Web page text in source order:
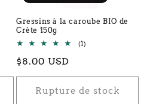
Gressins à la caroube BIO de
Crète 150g
(1)
Prix
habituel
$8.00 USD
Rupture de stock